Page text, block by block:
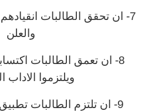
7- ان تحقق الطالبات
والعلن
8- ان تعمق الطالبات
ويلتزموا الاداب
9- ان تلتزم الطالبات